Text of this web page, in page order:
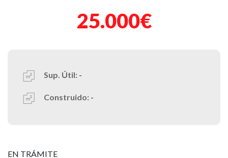
25.000€
Sup. Útil: -
Construido: -
EN TRÁMITE